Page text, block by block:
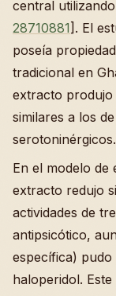
central
28710881]. El
poseía
tradicional en
extracto produjo
similares a los
serotoninérgicos.
En el modelo de
extracto redujo
actividades de
antipsicótico,
específica)
haloperidol.